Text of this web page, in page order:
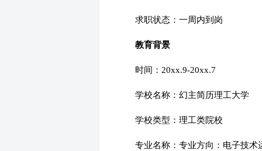
求职状态：一周内到岗
教育背景
时间：20xx.9-20xx.7
学校名称：幻主简历理工大学
学校类型：理工类院校
专业名称：专业方向：电子技术